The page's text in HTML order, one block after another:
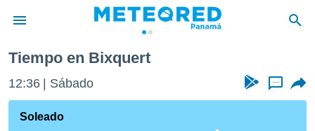
de
ha
Tiempo en Bixquert
12:36 Sábado ...
Soleado